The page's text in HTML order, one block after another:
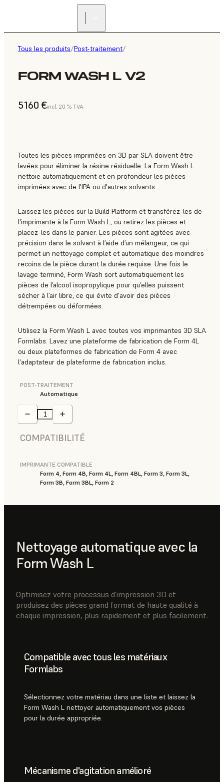
Tous les produits/Post-traitement/
FORM WASH L V2
5 160 €incl. 20 % TVA
Toutes les pièces imprimées en 3D par SLA doivent être
lavées pour éliminer la résine résiduelle. La Form Wash L
nettoie automatiquement et en profondeur les pièces
imprimées avec de l'IPA ou d'autres solvants.
Laissez les pièces sur la Build Platform et transférez-les de
l'imprimante à la Form Wash L, ou retirez les pièces et
placez-les dans le panier. Les pièces sont agitées avec
précision dans le solvant à l’aide d’un mélangeur, ce qui
permet un nettoyage complet et automatique des moindres
recoins de la pièce durant la durée requise. Une fois le
lavage terminé, Form Wash sort automatiquement les
pièces de l’alcool isopropylique pour qu’elles puissent
sécher à l’air libre, ce qui évite d'avoir des pièces
détrempées ou déformées.
Utilisez la Form Wash L avec toutes vos imprimantes 3D SLA
Formlabs. Lavez une plateforme de fabrication de Form 4L
ou deux plateformes de fabrication de Form 4 avec
l'adaptateur de plateforme de fabrication inclus.
POST-TRAITEMENT
Automatique
COMPATIBILITÉ
IMPRIMANTE COMPATIBLE
Form 4, Form 4B, Form 4L, Form 4BL, Form 3, Form 3L,
Form 3B, Form 3BL, Form 2
Nettoyage automatique avec la
Form Wash L
Optimisez votre processus d'impression 3D et
produisez des pièces grand format de haute qualité à
chaque impression, plus rapidement et plus facilement.
Compatible avec tous les matériaux
Formlabs
Sélectionnez votre matériau dans une liste et laissez la
Form Wash L nettoyer automatiquement vos pièces
pour la durée appropriée.
Mécanisme d'agitation amélioré